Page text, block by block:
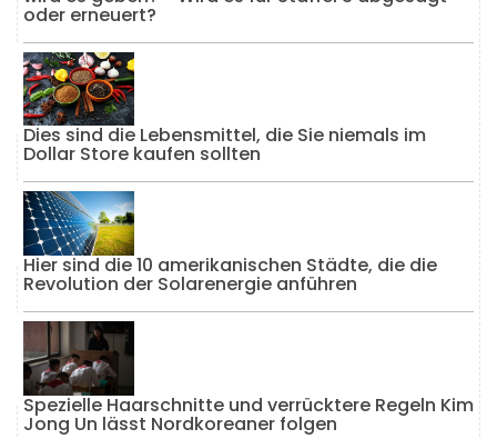
oder erneuert?
Dies sind die Lebensmittel, die Sie niemals im
Dollar Store kaufen sollten
Hier sind die 10 amerikanischen Städte, die die
Revolution der Solarenergie anführen
Spezielle Haarschnitte und verrücktere Regeln Kim
Jong Un lässt Nordkoreaner folgen